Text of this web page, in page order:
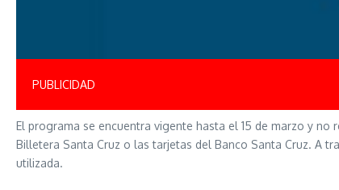
PUBLICIDAD
El programa se encuentra vigente hasta el 15 de marzo y
Billetera Santa Cruz o las tarjetas del Banco Santa Cruz. A
utilizada.